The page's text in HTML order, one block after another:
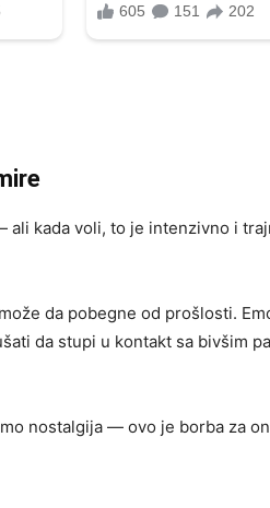
kada voli, to je intenzivno i
da pobegne od prošlosti.
da stupi u kontakt sa bivšim
nostalgija — ovo je borba za